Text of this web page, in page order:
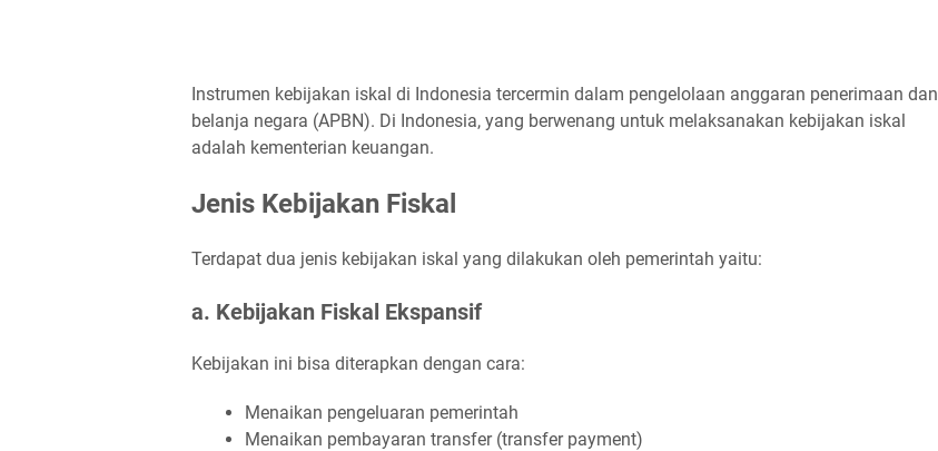
Instrumen kebijakan iskal di Indonesia tercermin dalam pengelolaan anggaran penerimaan dan
belanja negara (APBN). Di Indonesia, yang berwenang untuk melaksanakan kebijakan iskal
adalah kementerian keuangan.
Jenis Kebijakan Fiskal
Terdapat dua jenis kebijakan iskal yang dilakukan oleh pemerintah yaitu:
a. Kebijakan Fiskal Ekspansif
Kebijakan ini bisa diterapkan dengan cara:
Menaikan pengeluaran pemerintah
Menaikan pembayaran transfer (transfer payment)